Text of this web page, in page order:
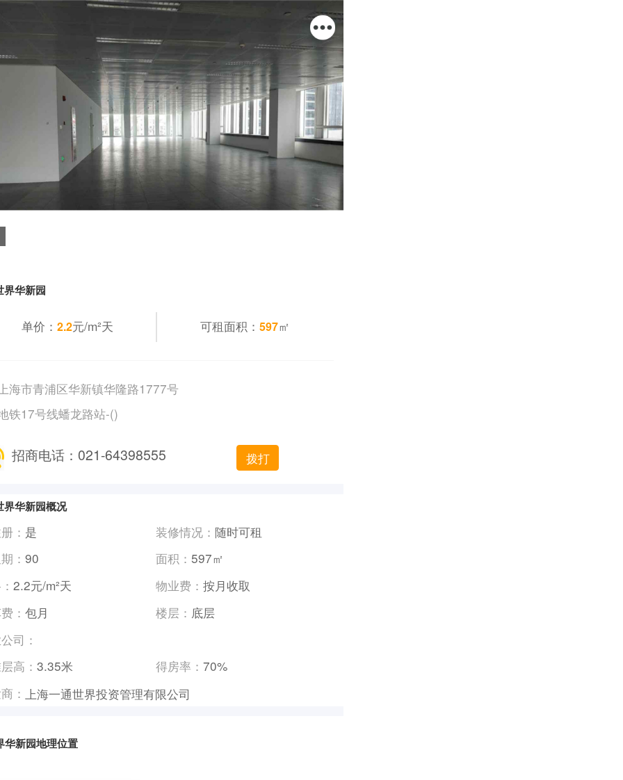
界华新园
单价： 2.2元/m²天 可租面积：597㎡
海市青浦区华新镇华隆路1777号
铁17号线蟠龙路站-()
招商电话：021-64398555 拨打
界华新园概况
： 是 装修情况： 随时可租
：90 面积： 597㎡
2.2元/m²天 物业费： 按月收取
：包月 楼层： 底层
司：
高：3.35米 得房率： 70%
： 上海一通世界投资管理有限公司
华新园地理位置